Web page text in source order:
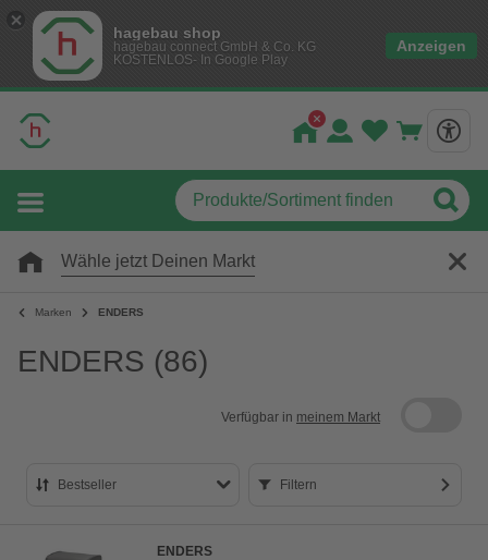
hagebau shop
hagebau connect GmbH & Co. KG
KOSTENLOS- In Google Play
Anzeigen
Wähle jetzt Deinen Markt
Marken ENDERS
ENDERS (86)
Verfügbar in meinem Markt
Bestseller Filtern
ENDERS